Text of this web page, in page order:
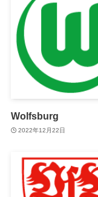
Wolfsburg
2022年12月22日